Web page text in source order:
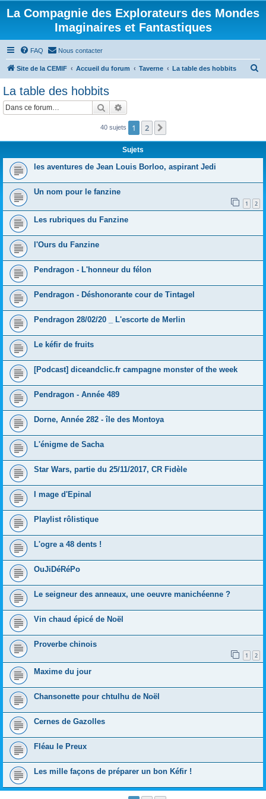
La Compagnie des Explorateurs des Mondes
Imaginaires et Fantastiques
FAQ Nous contacter
Site de la CEMIF Accueil du forum Taverne La table des hobbits
e
La table des hobbits
Rechercher
40 sujets 1 2
Sujets
les aventures de Jean Louis Borloo, aspirant Jedi
Un nom pour le fanzine
1 2
Les rubriques du Fanzine
l'Ours du Fanzine
Pendragon - L'honneur du félon
Pendragon - Déshonorante cour de Tintagel
Pendragon 28/02/20 _ L'escorte de Merlin
Le kéfir de fruits
[Podcast] diceandclic.fr campagne monster of the week
Pendragon - Année 489
Dorne, Année 282 - île des Montoya
L'énigme de Sacha
Star Wars, partie du 25/11/2017, CR Fidèle
I mage d'Epinal
Playlist rôlistique
L'ogre a 48 dents !
OuJiDéRéPo
Le seigneur des anneaux, une oeuvre manichéenne ?
Vin chaud épicé de Noël
Proverbe chinois
1 2
Maxime du jour
Chansonette pour chtulhu de Noël
Cernes de Gazolles
Fléau le Preux
Les mille façons de préparer un bon Kéfir !